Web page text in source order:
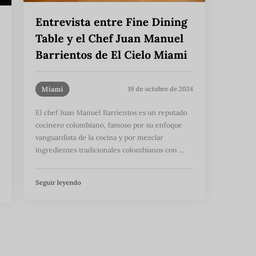
Entrevista entre Fine Dining
Table y el Chef Juan Manuel
Barrientos de El Cielo Miami
Miami 19 de octubre de 2024
El chef Juan Manuel Barrientos es un reputado
cocinero colombiano, famoso por su enfoque
vanguardista de la cocina y por mezclar
ingredientes tradicionales colombianos con ...
Seguir leyendo